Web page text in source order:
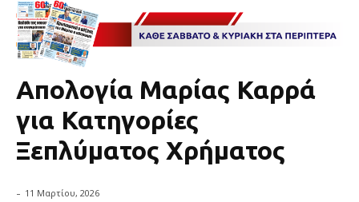
Απολογία Μαρίας Καρρά
για Κατηγορίες
Ξεπλύματος Χρήματος
- 11 Μαρτίου, 2026